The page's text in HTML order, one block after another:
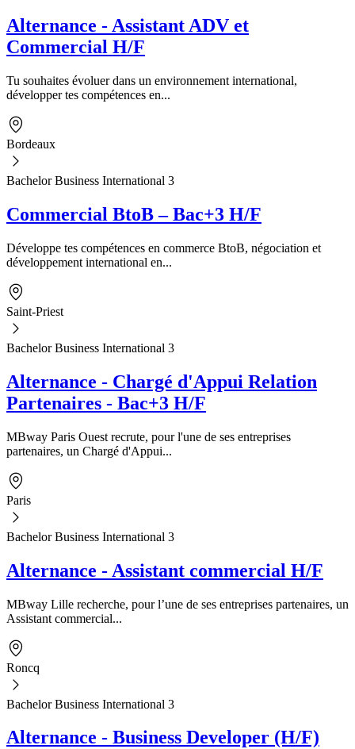
Alternance - Assistant ADV et
Commercial H/F
Tu souhaites évoluer dans un environnement international,
développer tes compétences en...
Bordeaux
Bachelor Business International 3
Commercial BtoB – Bac+3 H/F
Développe tes compétences en commerce BtoB, négociation et
développement international en...
Saint-Priest
Bachelor Business International 3
Alternance - Chargé d'Appui Relation
Partenaires - Bac+3 H/F
MBway Paris Ouest recrute, pour l'une de ses entreprises
partenaires, un Chargé d'Appui...
Paris
Bachelor Business International 3
Alternance - Assistant commercial H/F
MBway Lille recherche, pour l’une de ses entreprises partenaires, un
Assistant commercial...
Roncq
Bachelor Business International 3
Alternance - Business Developer (H/F)